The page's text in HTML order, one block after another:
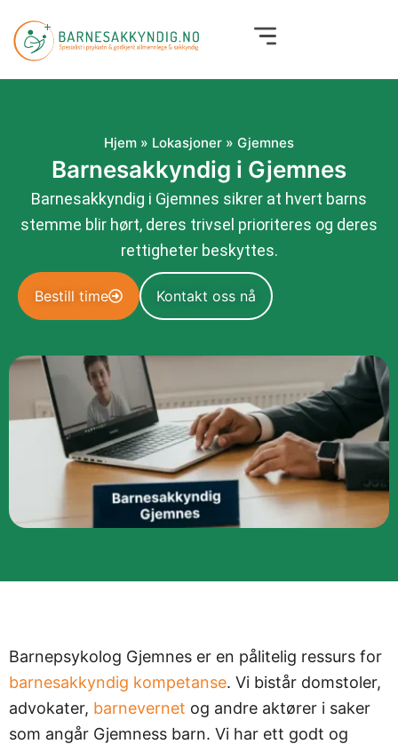
rett
innholdet
Hjem » Lokasjoner » Gjemnes
Barnesakkyndig i Gjemnes
Barnesakkyndig i Gjemnes sikrer at hvert barns
stemme blir hørt, deres trivsel prioriteres og deres
rettigheter beskyttes.
Bestill time Kontakt oss nå
Barnepsykolog Gjemnes er en pålitelig ressurs for
barnesakkyndig kompetanse. Vi bistår domstoler,
advokater, barnevernet og andre aktører i saker
som angår Gjemness barn. Vi har ett godt og